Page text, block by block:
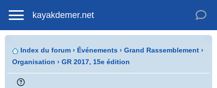
kayakdemer.net
Index du forum › Événements › Grand Rassemblement ›
Organisation › GR 2017, 15e édition